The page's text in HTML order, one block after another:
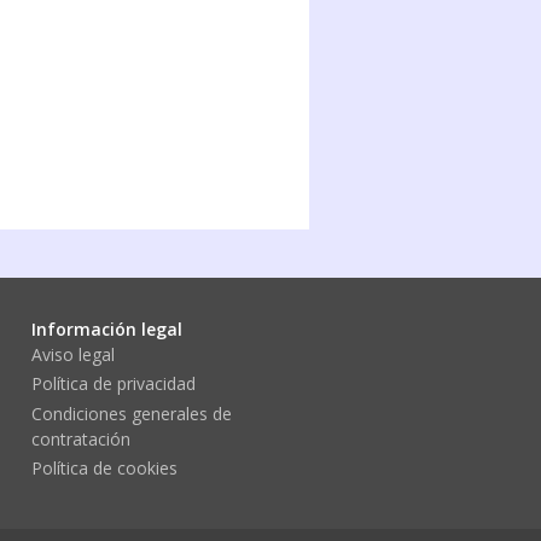
Información legal
Aviso legal
Política de privacidad
Condiciones generales de
contratación
Política de cookies